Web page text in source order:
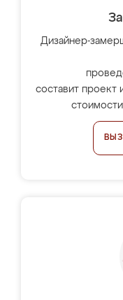
Дизайнер-
составит проект